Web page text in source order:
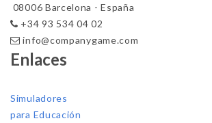
08006 Barcelona - España
+34 93 534 04 02
info@companygame.com
Enlaces
Simuladores
para Educación